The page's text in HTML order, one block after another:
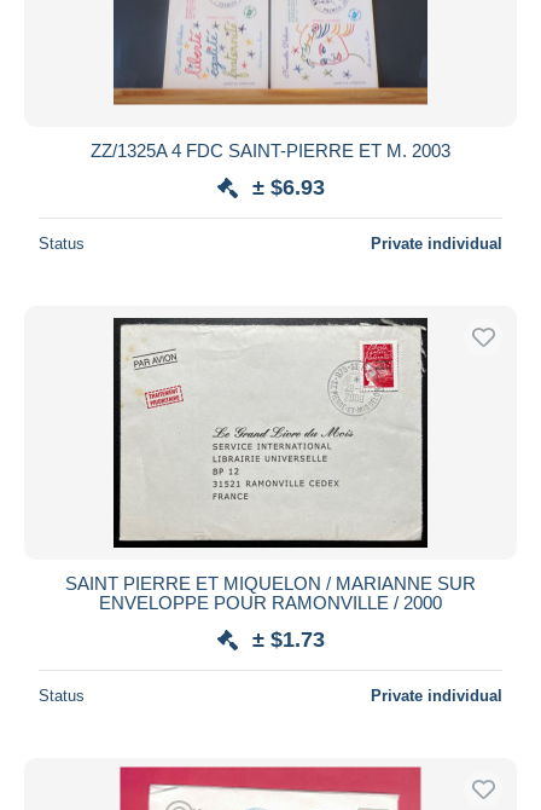
ZZ/1325A 4 FDC SAINT-PIERRE ET M. 2003
± $6.93
Status Private individual
SAINT PIERRE ET MIQUELON / MARIANNE SUR
ENVELOPPE POUR RAMONVILLE / 2000
± $1.73
Status Private individual